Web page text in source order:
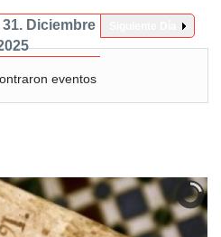
31. Diciembre
eventos